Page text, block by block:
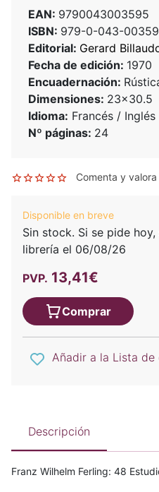
EAN: 9790043003595
ISBN: 979-0-043-
Editorial: Gerard
Fecha de edición: 1970
Encuadernación:
Dimensiones: 23x30.5
Idioma: Francés / Inglés
Nº páginas: 24
Comenta y
Disponible en breve
Sin stock. Si se pide
librería el 06/08/26
PVP. 13,41€
Comprar
Añadir a la Lista de
Descripción
Franz Wilhelm Ferling: 48